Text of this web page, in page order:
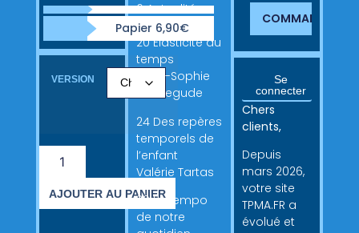
Papier 6,90€
VERSION
AJOUTER AU PANIER
6 Actualités
20 Élasticité du
temps
Anne-Sophie
Rochegude
24 Des repères
temporels de
l’enfant
Valérie Tartas
30 Le tempo
de notre
COMMANDER
Se
connecter
Chers
clients,
Depuis
mars 2026,
votre site
TPMA.FR a
évolué et